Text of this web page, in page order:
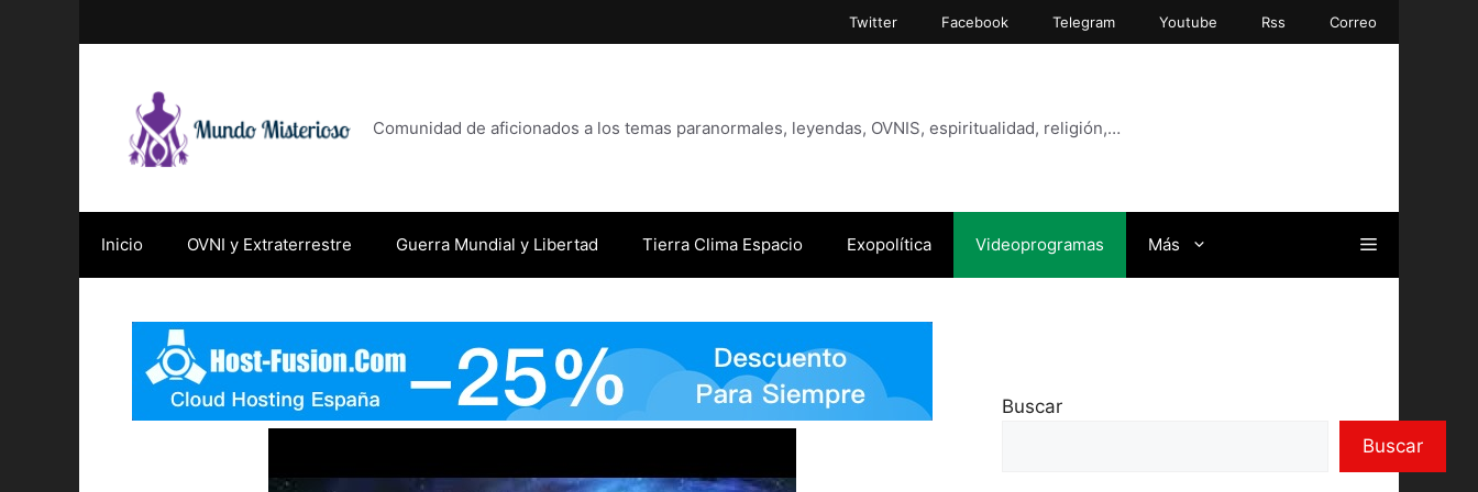
Twitter Facebook Telegram Youtube Rss Correo
Comunidad de aficionados a los temas paranormales, leyendas, OVNIS, espiritualidad, religión,…
Inicio OVNI y Extraterrestre Guerra Mundial y Libertad Tierra Clima Espacio Exopolítica Videoprogramas Más
Buscar
Buscar